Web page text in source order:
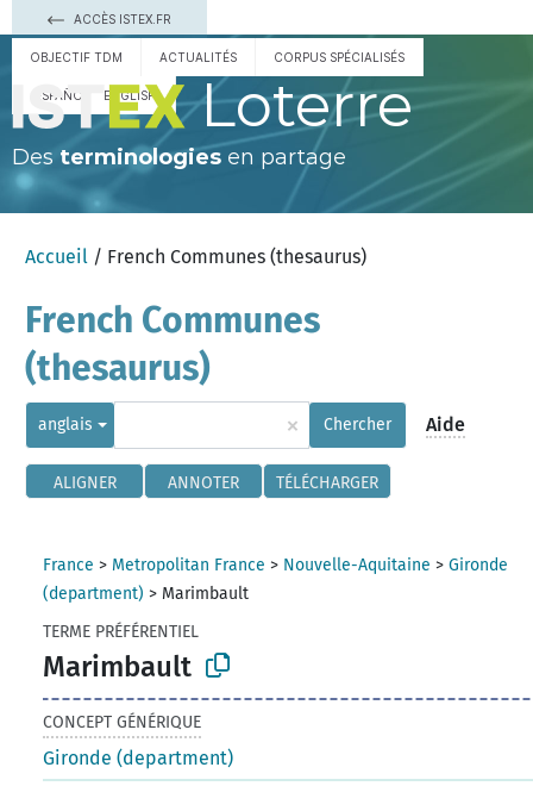
ACCÈS ISTEX.FR
OBJECTIF TDM ACTUALITÉS CORPUS SPÉCIALISÉS
ESPAÑOL ENGLISH Loterre
Des terminologies en partage
Accueil / French Communes (thesaurus)
French Communes
(thesaurus)
anglais × Chercher Aide
ALIGNER ANNOTER TÉLÉCHARGER
France > Metropolitan France > Nouvelle-Aquitaine >Gironde
(department) > Marimbault
TERME PRÉFÉRENTIEL
Marimbault
CONCEPT GÉNÉRIQUE
Gironde (department)